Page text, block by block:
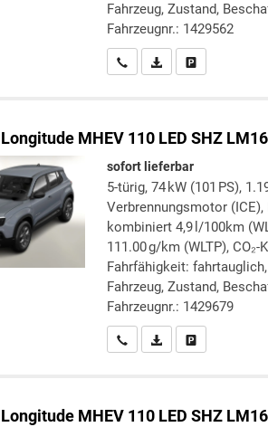
Fahrzeug, Zustand,
Fahrzeugnr.: 1429562
Wir rufen Sie an
PDF-Datei,Drucken,
Longitude MHEV 110 LED SHZ
sofort lieferbar
5-türig, 74 kW (101 PS),
Verbrennungsmotor
kombiniert 4,9 l/100km
111.00 g/km (WLTP),
Fahrfähigkeit:
Fahrzeug, Zustand,
Fahrzeugnr.: 1429679
Wir rufen Sie an
PDF-Datei,Drucken,
Longitude MHEV 110 LED SHZ